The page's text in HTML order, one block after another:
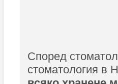
Според
стоматология в